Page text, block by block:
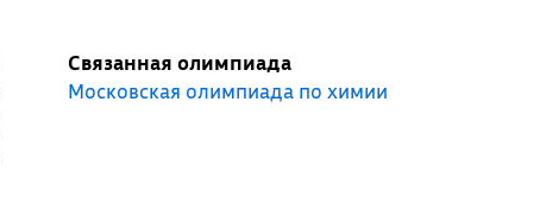
Связанная олимпиада
Московская олимпиада по химии